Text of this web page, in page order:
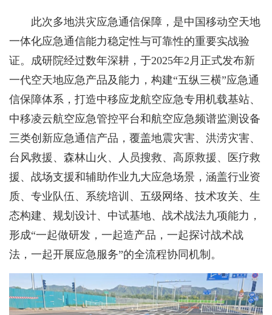
此次多地洪灾应急通信保障，是中国移动空天地
一体化应急通信能力稳定性与可靠性的重要实战验
证。成研院经过数年深耕，于2025年2月正式发布新
一代空天地应急产品及能力，构建“五纵三横”应急通
信保障体系，打造中移应龙航空应急专用机载基站、
中移凌云航空应急管控平台和航空应急频谱监测设备
三类创新应急通信产品，覆盖地震灾害、洪涝灾害、
台风救援、森林山火、人员搜救、高原救援、医疗救
援、战场支援和辅助作业九大应急场景，涵盖行业资
质、专业队伍、系统培训、五级网络、技术攻关、生
态构建、规划设计、中试基地、战术战法九项能力，
形成“一起做研发，一起造产品，一起探讨战术战
法，一起开展应急服务”的全流程协同机制。